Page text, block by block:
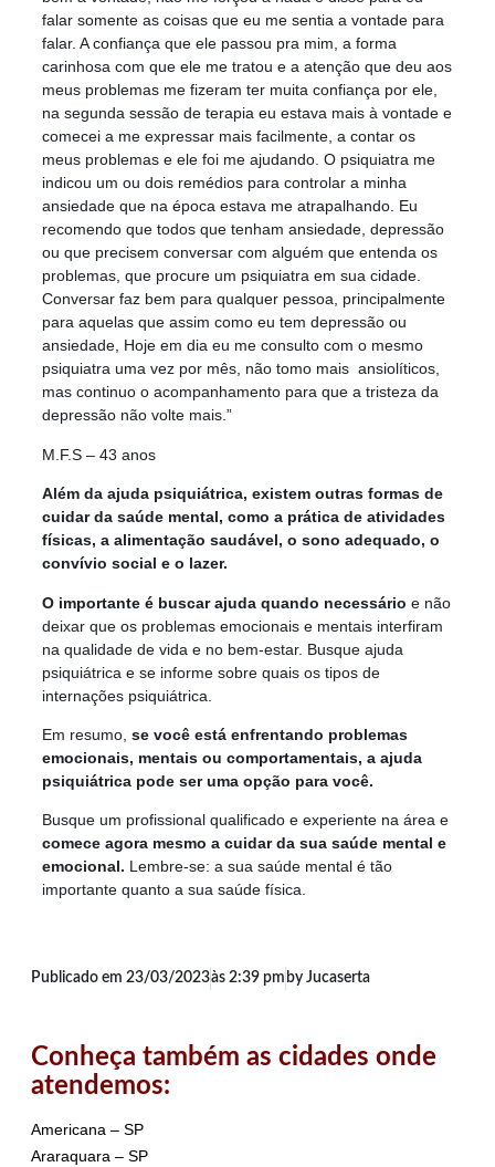
falar somente as coisas que eu me sentia a vontade para
falar. A confiança que ele passou pra mim, a forma
carinhosa com que ele me tratou e a atenção que deu aos
meus problemas me fizeram ter muita confiança por ele,
na segunda sessão de terapia eu estava mais à vontade e
comecei a me expressar mais facilmente, a contar os
meus problemas e ele foi me ajudando. O psiquiatra me
indicou um ou dois remédios para controlar a minha
ansiedade que na época estava me atrapalhando. Eu
recomendo que todos que tenham ansiedade, depressão
ou que precisem conversar com alguém que entenda os
problemas, que procure um psiquiatra em sua cidade.
Conversar faz bem para qualquer pessoa, principalmente
para aquelas que assim como eu tem depressão ou
ansiedade, Hoje em dia eu me consulto com o mesmo
psiquiatra uma vez por mês, não tomo mais ansiolíticos,
mas continuo o acompanhamento para que a tristeza da
depressão não volte mais.”
M.F.S – 43 anos
Além da ajuda psiquiátrica, existem outras formas de
cuidar da saúde mental, como a prática de atividades
físicas, a alimentação saudável, o sono adequado, o
convívio social e o lazer.
O importante é buscar ajuda quando necessário e não
deixar que os problemas emocionais e mentais interfiram
na qualidade de vida e no bem-estar. Busque ajuda
psiquiátrica e se informe sobre quais os tipos de
internações psiquiátrica.
Em resumo, se você está enfrentando problemas
emocionais, mentais ou comportamentais, a ajuda
psiquiátrica pode ser uma opção para você.
Busque um profissional qualificado e experiente na área e
comece agora mesmo a cuidar da sua saúde mental e
emocional. Lembre-se: a sua saúde mental é tão
importante quanto a sua saúde física.
Publicado em 23/03/2023às 2:39 pm by Jucaserta
Conheça também as cidades onde
atendemos:
Americana – SP
Araraquara – SP